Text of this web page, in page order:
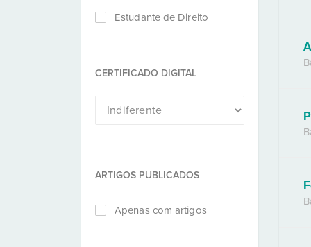
Estudante de Direito
CERTIFICADO DIGITAL
ARTIGOS PUBLICADOS
Apenas com artigos